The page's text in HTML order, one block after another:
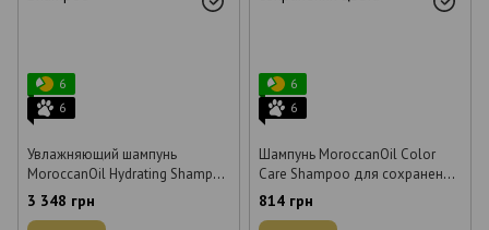
6
6
Увлажняющий шампунь
MoroccanOil Hydrating Shampoo
1000 мл
3 348 грн
6
6
Шампунь MoroccanOil Color
Care Shampoo для сохранения
цвета 70 мл
814 грн